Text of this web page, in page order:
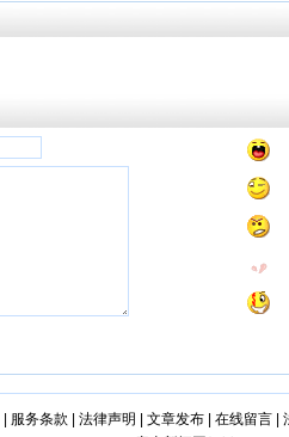
服务条款 法律声明 文章发布| 在线留言|